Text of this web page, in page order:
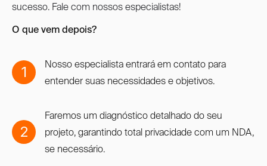
sucesso. Fale com nossos especialistas!
O que vem depois?
1
Nosso especialista entrará em contato para
entender suas necessidades e objetivos.
2
Faremos um diagnóstico detalhado do seu
projeto, garantindo total privacidade com um NDA,
se necessário.